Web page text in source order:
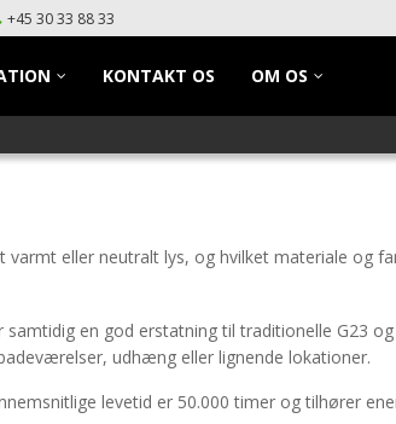
+45 30 33 88 33
KONTAKT OS OM OS
eller neutralt lys, og hvilket materiale og
en god erstatning til traditionelle G23
udhæng eller lignende lokationer.
levetid er 50.000 timer og tilhører